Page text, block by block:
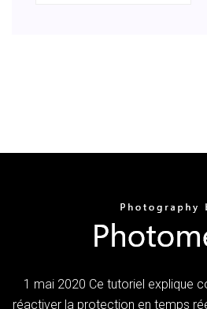
1 mai 2020 Ce tutoriel explique
réactiver la protection en temps